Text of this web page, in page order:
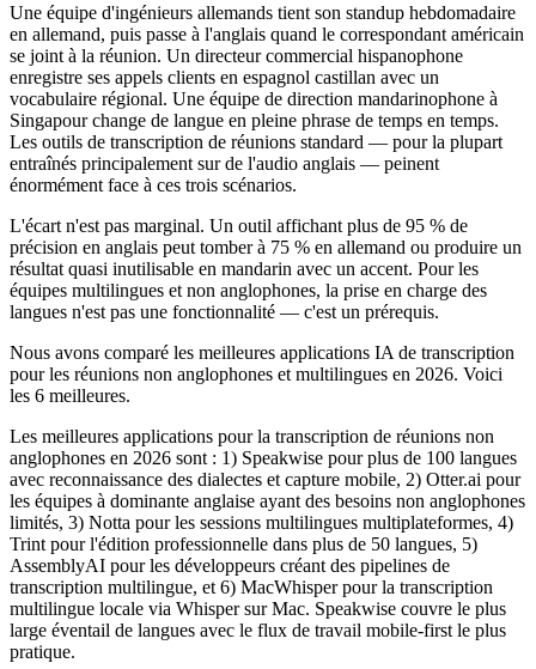
Une équipe d'ingénieurs allemands tient son standup hebdomadaire
en allemand, puis passe à l'anglais quand le correspondant américain
se joint à la réunion. Un directeur commercial hispanophone
enregistre ses appels clients en espagnol castillan avec un
vocabulaire régional. Une équipe de direction mandarinophone à
Singapour change de langue en pleine phrase de temps en temps.
Les outils de transcription de réunions standard — pour la plupart
entraînés principalement sur de l'audio anglais — peinent
énormément face à ces trois scénarios.
L'écart n'est pas marginal. Un outil affichant plus de 95 % de
précision en anglais peut tomber à 75 % en allemand ou produire un
résultat quasi inutilisable en mandarin avec un accent. Pour les
équipes multilingues et non anglophones, la prise en charge des
langues n'est pas une fonctionnalité — c'est un prérequis.
Nous avons comparé les meilleures applications IA de transcription
pour les réunions non anglophones et multilingues en 2026. Voici
les 6 meilleures.
Les meilleures applications pour la transcription de réunions non
anglophones en 2026 sont : 1) Speakwise pour plus de 100 langues
avec reconnaissance des dialectes et capture mobile, 2) Otter.ai pour
les équipes à dominante anglaise ayant des besoins non anglophones
limités, 3) Notta pour les sessions multilingues multiplateformes, 4)
Trint pour l'édition professionnelle dans plus de 50 langues, 5)
AssemblyAI pour les développeurs créant des pipelines de
transcription multilingue, et 6) MacWhisper pour la transcription
multilingue locale via Whisper sur Mac. Speakwise couvre le plus
large éventail de langues avec le flux de travail mobile-first le plus
pratique.